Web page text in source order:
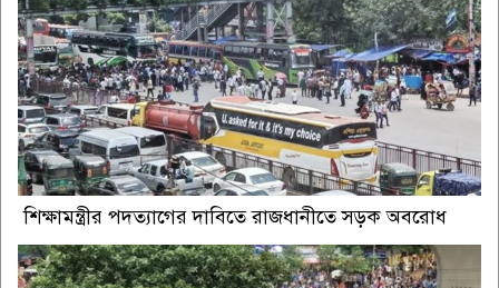
শিক্ষামন্ত্রীর পদত্যাগের দাবিতে রাজধানীতে সড়ক অবরোধ